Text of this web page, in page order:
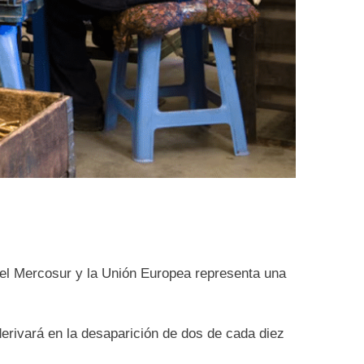
Mercosur y la Unión Europea representa una
en la desaparición de dos de cada diez